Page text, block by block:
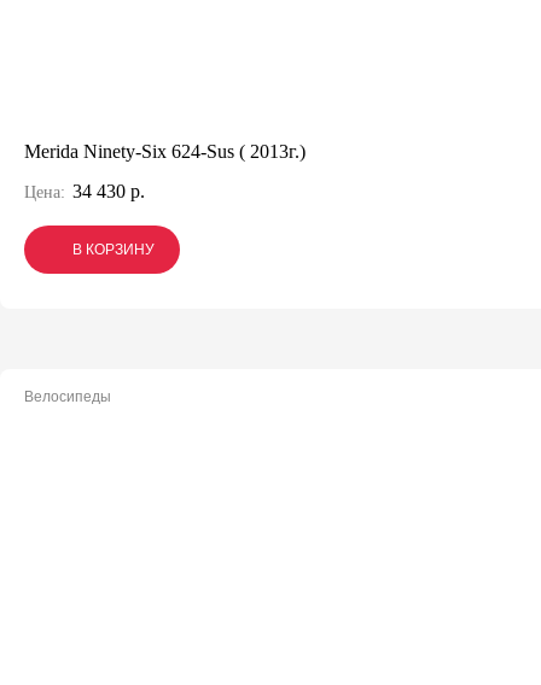
Merida Ninety-Six 624-Sus ( 2013г.)
Цена: 34 430 р.
В КОРЗИНУ
В КОРЗИНУ
В КОРЗИНУ
Велосипеды